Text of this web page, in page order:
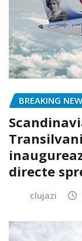
BREAKING
directe
clujazi